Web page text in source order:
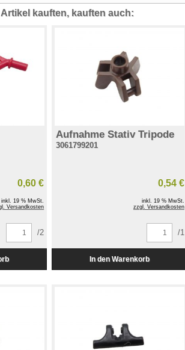
kauften, kauften auch:
0,60 €
inkl. 19 % MwSt.
Versandkosten
/2
Aufnahme Stativ Tripode
3061799201
0,54 €
inkl. 19 % MwSt.
zzgl. Versandkosten
/1